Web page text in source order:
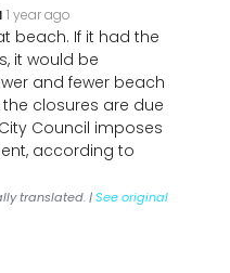
1 year ago
beach. If it had the
it would be
and fewer beach
closures are due
Council imposes
according to
translated. |See original